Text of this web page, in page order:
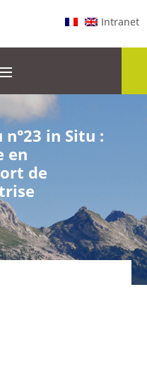
Intranet
in Situ :
en
de